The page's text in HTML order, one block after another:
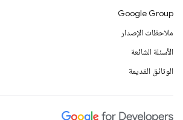
Google Group
ملاحظات الإصدار
الأسئلة الشائعة
الوثائق القديمة